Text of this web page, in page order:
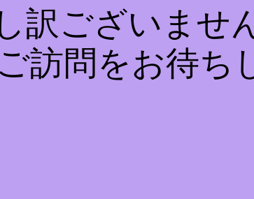
訳ございませ
訪問をお待ち